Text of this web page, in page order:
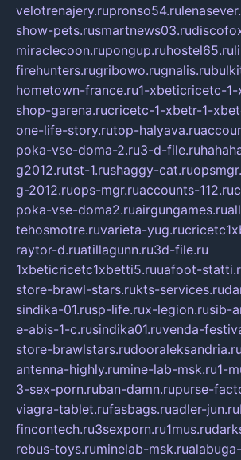
velotrenajery.rupronso54.ru
show-pets.rusmartnews03.ru
miraclecoon.rupongup.ruhostel65.ru
firehunters.rugribowo.rugnalis.ru
hometown-france.ru1-xbeticricetc-
shop-garena.rucricetc-1-xbetr-1-
one-life-story.rutop-halyava.ru
poka-vse-doma-2.ru3-d-file.ru
g2012.rutst-1.rushaggy-cat.ru
g-2012.ruops-mgr.ruaccounts-112.ru
poka-vse-doma2.ruairgungames.ru
tehosmotre.ruvarieta-yug.ru
raytor-d.ruatillagunn.ru3d-file.ru
1xbeticricetc1xbetti5.ruuafoot-
store-brawl-stars.rukts-services.ru
sindika-01.rusp-life.rux-legion.rusib-
e-abis-1-c.rusindika01.ruvenda-
store-brawlstars.rudooraleksandria.ru
antenna-highly.rumine-lab-msk.ru1-
3-sex-porn.ruban-damn.rupurse-
viagra-tablet.rufasbags.ruadler-jun.ru
fincontech.ru3sexporn.ru1mus.ru
rebus-toys.ruminelab-msk.ru